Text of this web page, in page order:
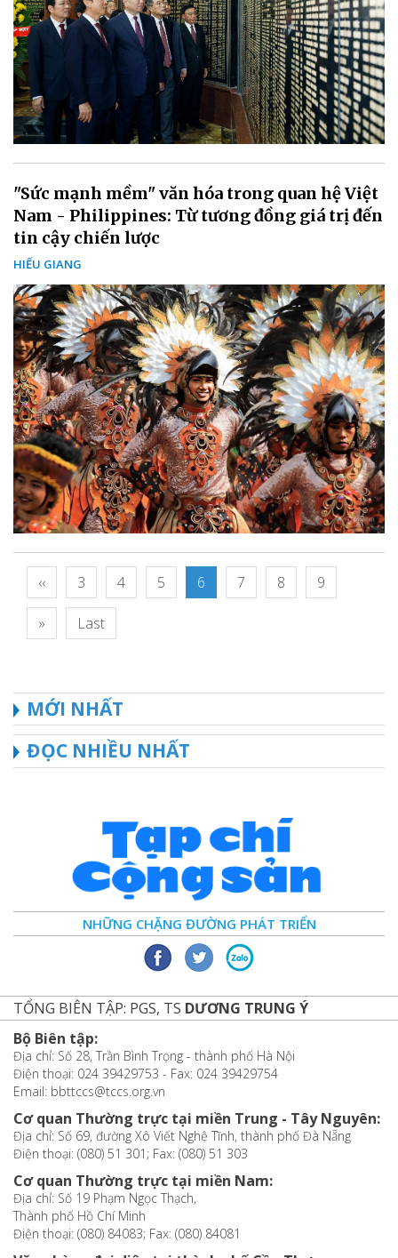
"Sức mạnh mềm" văn hóa trong quan hệ Việt
Nam - Philippines: Từ tương đồng giá trị đến
tin cậy chiến lược
HIẾU GIANG
‹‹ 3 4 5 6 7 8 9
» Last
MỚI NHẤT
ĐỌC NHIỀU NHẤT
NHỮNG CHẶNG ĐƯỜNG PHÁT TRIỂN
TỔNG BIÊN TẬP: PGS, TS DƯƠNG TRUNG Ý
Bộ Biên tập:
Địa chỉ: Số 28, Trần Bình Trọng - thành phố Hà Nội
Điện thoại: 024 39429753 - Fax: 024 39429754
Email: bbttccs@tccs.org.vn
Cơ quan Thường trực tại miền Trung - Tây Nguyên:
Địa chỉ: Số 69, đường Xô Viết Nghệ Tĩnh, thành phố Đà Nẵng
Điện thoại: (080) 51 301; Fax: (080) 51 303
Cơ quan Thường trực tại miền Nam:
Địa chỉ: Số 19 Phạm Ngọc Thạch,
Thành phố Hồ Chí Minh
Điện thoại: (080) 84083; Fax: (080) 84081